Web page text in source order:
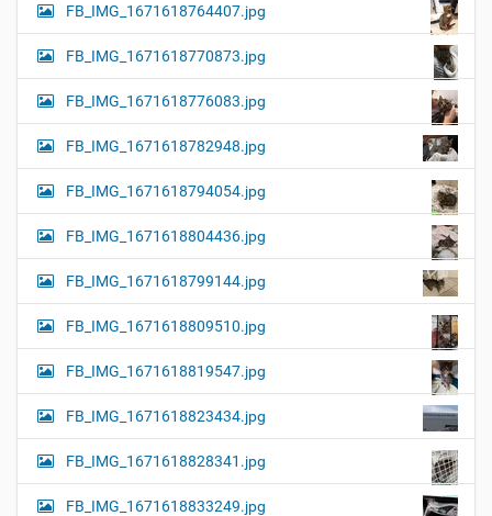
FB_IMG_1671618764407.jpg
FB_IMG_1671618770873.jpg
FB_IMG_1671618776083.jpg
FB_IMG_1671618782948.jpg
FB_IMG_1671618794054.jpg
FB_IMG_1671618804436.jpg
FB_IMG_1671618799144.jpg
FB_IMG_1671618809510.jpg
FB_IMG_1671618819547.jpg
FB_IMG_1671618823434.jpg
FB_IMG_1671618828341.jpg
FB_IMG_1671618833249.jpg